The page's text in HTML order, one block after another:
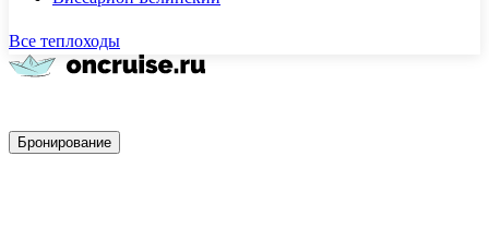
Все теплоходы
Бронирование